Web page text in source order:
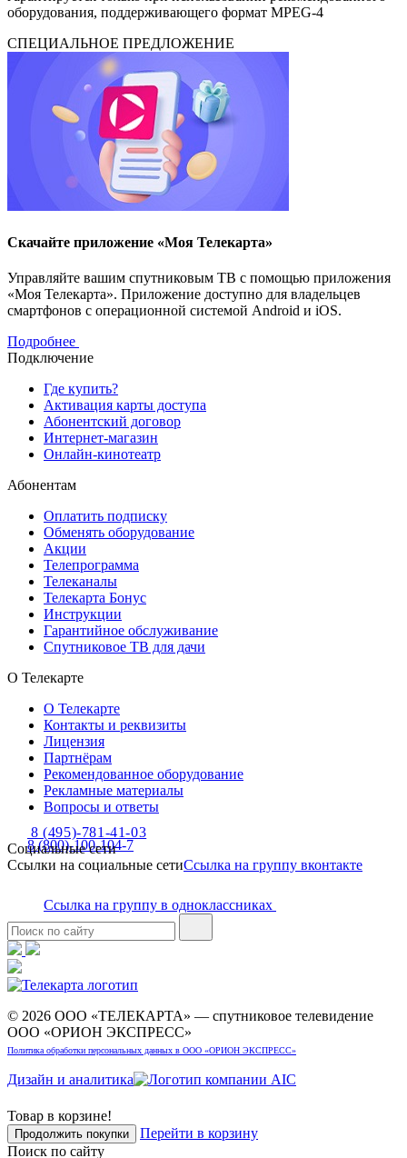
оборудования, поддерживающего формат MPEG-4
СПЕЦИАЛЬНОЕ ПРЕДЛОЖЕНИЕ
Скачайте приложение «Моя Телекарта»
Управляйте вашим спутниковым ТВ с помощью приложения
«Моя Телекарта». Приложение доступно для владельцев
смартфонов с операционной системой Android и iOS.
Подробнее
Подключение
Где купить?
Активация карты доступа
Абонентский договор
Интернет-магазин
Онлайн-кинотеатр
Абонентам
Оплатить подписку
Обменять оборудование
Акции
Телепрограмма
Телеканалы
Телекарта Бонус
Инструкции
Гарантийное обслуживание
Спутниковое ТВ для дачи
О Телекарте
О Телекарте
Контакты и реквизиты
Лицензия
Партнёрам
Рекомендованное оборудование
Рекламные материалы
Вопросы и ответы
8 (800)-100-104-7
8 (495)-781-41-03
Социальные сети
Ссылки на социальные сетиСсылка на группу вконтакте
Ссылка на группу в одноклассниках
© 2026 ООО «ТЕЛЕКАРТА» — спутниковое телевидение
ООО «ОРИОН ЭКСПРЕСС»
Политика обработки персональных данных в ООО «ОРИОН ЭКСПРЕСС»
Дизайн и аналитика
Товар в корзине!
Продолжить покупки
Перейти в корзину
Поиск по сайту